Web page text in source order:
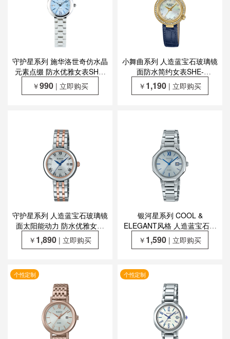
守护星系列 施华洛世奇仿水晶
元素点缀 防水优雅女表SHE-
4528D-2AUPFS
￥990 | 立即购买
小舞曲系列 人造蓝宝石玻璃镜
面防水简约女表SHE-
4565GRL/SHE-4565GBL
￥ 1,190 | 立即购买
守护星系列 人造蓝宝石玻璃镜
面太阳能动力 防水优雅女表
SHS-4530
￥ 1,890 | 立即购买
银河星系列 COOL &
ELEGANT风格 人造蓝宝石玻
璃镜面太阳能动力防水简约女
表SHS-4529
￥ 1,590 | 立即购买
个性定制 个性定制